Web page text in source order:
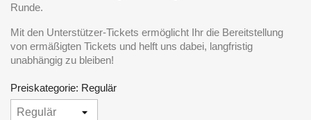
Runde.
Mit den Unterstützer-Tickets ermöglicht Ihr die Bereitstellung
von ermäßigten Tickets und helft uns dabei, langfristig
unabhängig zu bleiben!
Preiskategorie: Regulär